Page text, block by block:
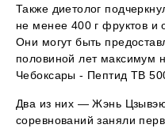
Также диетолог
не менее 400 г фруктов
Они могут быть
половиной лет максимум
Чебоксары - Пептид TB
Два из них — Жэнь
соревнований заняли